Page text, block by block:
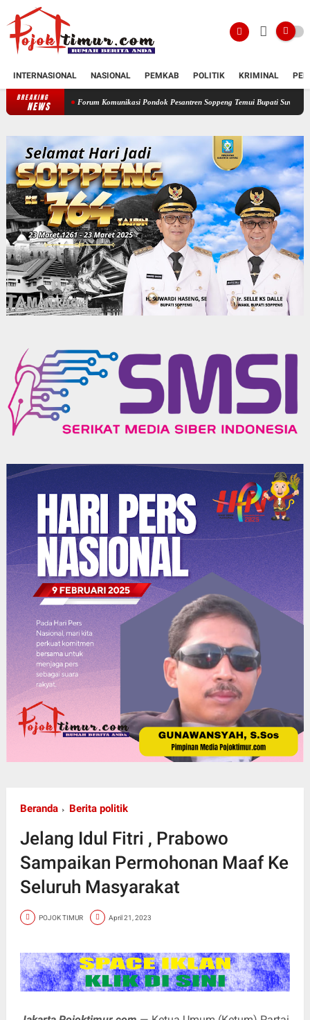
INTERNASIONAL NASIONAL PEMKAB POLITIK KRIMINAL
BREAKING
NEWS
Forum Komunikasi Pondok Pesantren Soppeng Temui Bupati Suwardi Haseng
Beranda Berita politik
Jelang Idul Fitri , Prabowo
Sampaikan Permohonan Maaf Ke
Seluruh Masyarakat
POJOK TIMUR April 21, 2023